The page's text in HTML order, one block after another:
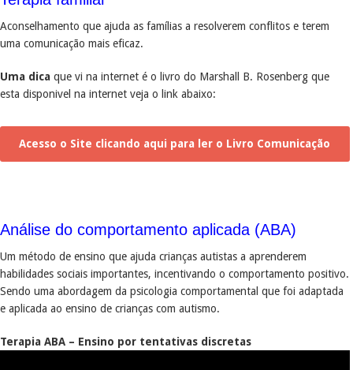
Aconselhamento que ajuda as famílias a resolverem conflitos e terem
uma comunicação mais eficaz.
Uma dica que vi na internet é o livro do Marshall B. Rosenberg que
esta disponivel na internet veja o link abaixo:
Acesso o Site clicando aqui para ler o Livro Comunicação
Análise do comportamento aplicada (ABA)
Um método de ensino que ajuda crianças autistas a aprenderem
habilidades sociais importantes, incentivando o comportamento positivo.
Sendo uma abordagem da psicologia comportamental que foi adaptada
e aplicada ao ensino de crianças com autismo.
Terapia ABA – Ensino por tentativas discretas